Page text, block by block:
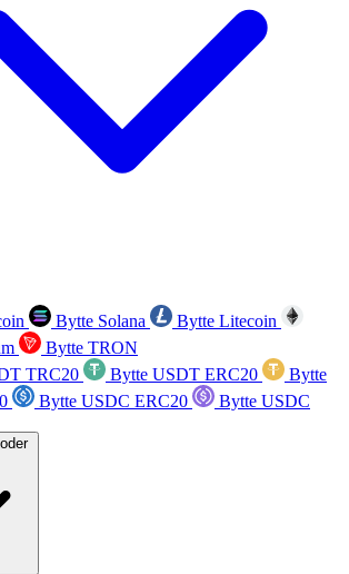
Bytte Solana
Bytte Litecoin
Bytte TRON
TRC20
Bytte USDT ERC20
Bytte
Bytte USDC ERC20
Bytte USDC